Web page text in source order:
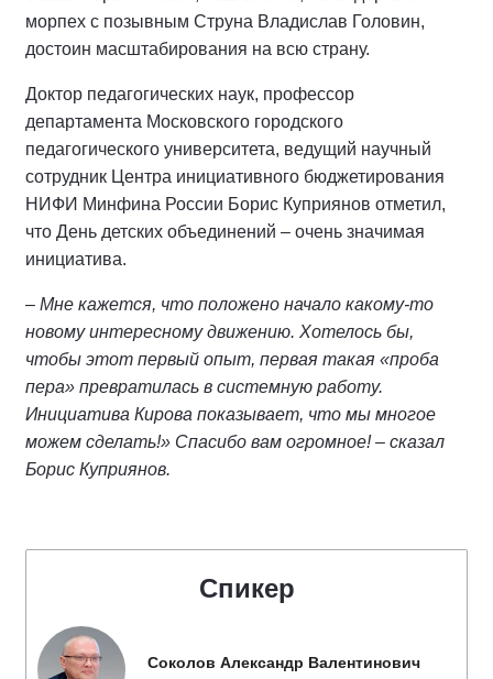
морпех с позывным Струна Владислав Головин,
достоин масштабирования на всю страну.
Доктор педагогических наук, профессор
департамента Московского городского
педагогического университета, ведущий научный
сотрудник Центра инициативного бюджетирования
НИФИ Минфина России Борис Куприянов отметил,
что День детских объединений – очень значимая
инициатива.
– Мне кажется, что положено начало какому-то
новому интересному движению. Хотелось бы,
чтобы этот первый опыт, первая такая «проба
пера» превратилась в системную работу.
Инициатива Кирова показывает, что мы многое
можем сделать!» Спасибо вам огромное! – сказал
Борис Куприянов.
Спикер
Соколов Александр Валентинович